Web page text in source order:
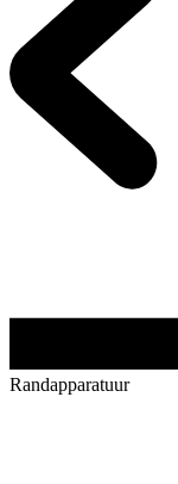
Randapparatuur